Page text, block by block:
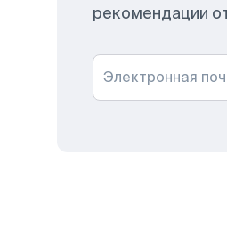
рекомендации
Электронная